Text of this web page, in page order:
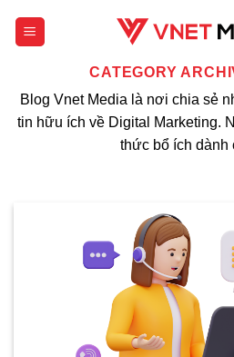
CATEGORY
Blog Vnet Media là nơi chia sẻ
tin hữu ích về Digital Marketing.
thức bổ ích dành